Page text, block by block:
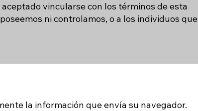
vincularse con los términos de esta
ni controlamos, o a los individuos que
la información que envía su navegador.